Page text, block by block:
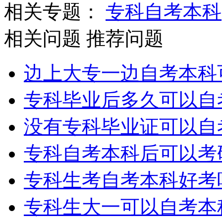
相关专题：
专科自考本科
相关问题 推荐问题
边上大专一边自考本
专科毕业后多久可以
没有专科毕业证可以
专科自考本科后可以
专科生考自考本科好考
专科生大一可以自考